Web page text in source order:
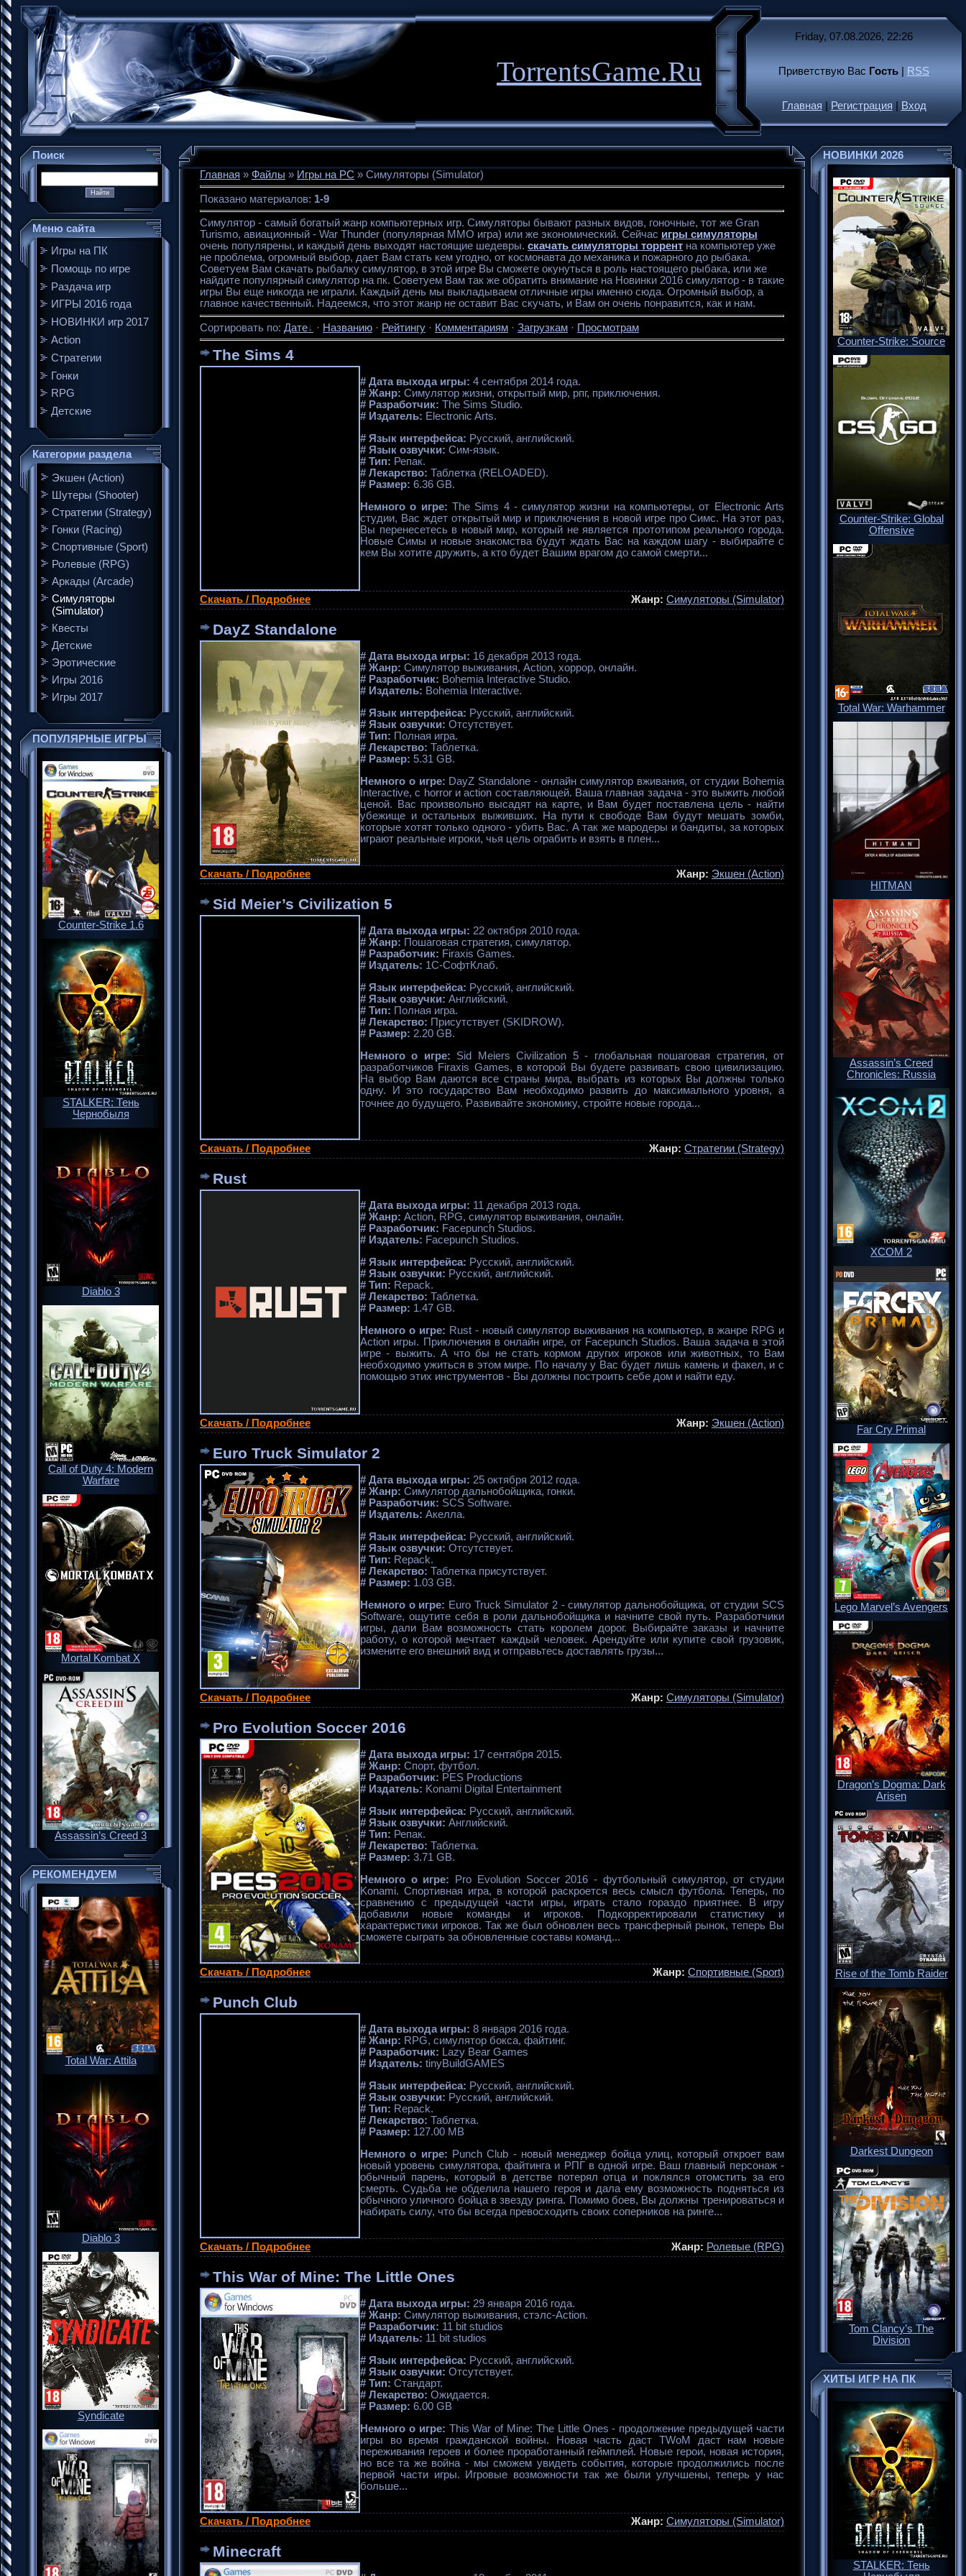
TorrentsGame.Ru
Friday, 07.08.2026, 22:26
Приветствую Вас Гость RSS
Главная Регистрация Вход
Поиск
Меню сайта
Игры на ПК
Помощь по игре
Раздача игр
ИГРЫ 2016 года
НОВИНКИ игр 2017
Action
Стратегии
Гонки
RPG
Детские
Категории раздела
Экшен (Action)
Шутеры (Shooter)
Стратегии (Strategy)
Гонки (Racing)
Спортивные (Sport)
Ролевые (RPG)
Аркады (Arcade)
Симуляторы
(Simulator)
Квесты
Детские
Эротические
Игры 2016
Игры 2017
ПОПУЛЯРНЫЕ ИГРЫ
Counter-Strike 1.6
STALKER: Тень
Чернобыля
Diablo 3
Call of Duty 4: Modern
Warfare
Mortal Kombat X
Assassin’s Creed 3
РЕКОМЕНДУЕМ
Total War: Attila
Diablo 3
Syndicate
Главная » Файлы » Игры на PC » Симуляторы (Simulator)
Показано материалов: 1-9
Симулятор - самый богатый жанр компьютерных игр. Симуляторы бывают разных видов, гоночные, тот же Gran
Turismo, авиационный - War Thunder (популярная MMO игра) или же экономический. Сейчас игры симуляторы
очень популярены, и каждый день выходят настоящие шедевры. скачать симуляторы торрент на компьютер уже
не проблема, огромный выбор, дает Вам стать кем угодно, от космонавта до механика и пожарного до рыбака.
Советуем Вам скачать рыбалку симулятор, в этой игре Вы сможете окунуться в роль настоящего рыбака, или же
найдите популярный симулятор на пк. Советуем Вам так же обратить внимание на Новинки 2016 симулятор - в такие
игры Вы еще никогда не играли. Каждый день мы выкладываем отличные игры именно сюда. Огромный выбор, а
главное качественный. Надеемся, что этот жанр не оставит Вас скучать, и Вам он очень понравится, как и нам.
Сортировать по: Дате · Названию · Рейтингу · Комментариям · Загрузкам · Просмотрам
The Sims 4
# Дата выхода игры: 4 сентября 2014 года.
# Жанр: Симулятор жизни, открытый мир, рпг, приключения.
# Разработчик: The Sims Studio.
# Издатель: Electronic Arts.
# Язык интерфейса: Русский, английский.
# Язык озвучки: Сим-язык.
# Тип: Репак.
# Лекарство: Таблетка (RELOADED).
# Размер: 6.36 GB.
Немного о игре: The Sims 4 - симулятор жизни на компьютеры, от Electronic Arts
студии, Вас ждет открытый мир и приключения в новой игре про Симс. На этот раз,
Вы перенесетесь в новый мир, который не является прототипом реального города.
Новые Симы и новые знакомства будут ждать Вас на каждом шагу - выбирайте с
кем Вы хотите дружить, а кто будет Вашим врагом до самой смерти...
Скачать / Подробнее Жанр: Симуляторы (Simulator)
DayZ Standalone
# Дата выхода игры: 16 декабря 2013 года.
# Жанр: Симулятор выживания, Action, хоррор, онлайн.
# Разработчик: Bohemia Interactive Studio.
# Издатель: Bohemia Interactive.
# Язык интерфейса: Русский, английский.
# Язык озвучки: Отсутствует.
# Тип: Полная игра.
# Лекарство: Таблетка.
# Размер: 5.31 GB.
Немного о игре: DayZ Standalone - онлайн симулятор вживания, от студии Bohemia
Interactive, с horror и action составляющей. Ваша главная задача - это выжить любой
ценой. Вас произвольно высадят на карте, и Вам будет поставлена цель - найти
убежище и остальных выживших. На пути к свободе Вам будут мешать зомби,
которые хотят только одного - убить Вас. А так же мародеры и бандиты, за которых
играют реальные игроки, чья цель ограбить и взять в плен...
Скачать / Подробнее Жанр: Экшен (Action)
Sid Meier’s Civilization 5
# Дата выхода игры: 22 октября 2010 года.
# Жанр: Пошаговая стратегия, симулятор.
# Разработчик: Firaxis Games.
# Издатель: 1С-СофтКлаб.
# Язык интерфейса: Русский, английский.
# Язык озвучки: Английский.
# Тип: Полная игра.
# Лекарство: Присутствует (SKIDROW).
# Размер: 2.20 GB.
Немного о игре: Sid Meiers Civilization 5 - глобальная пошаговая стратегия, от
разработчиков Firaxis Games, в которой Вы будете развивать свою цивилизацию.
На выбор Вам даются все страны мира, выбрать из которых Вы должны только
одну. И это государство Вам необходимо развить до максимального уровня, а
точнее до будущего. Развивайте экономику, стройте новые города...
Скачать / Подробнее Жанр: Стратегии (Strategy)
Rust
# Дата выхода игры: 11 декабря 2013 года.
# Жанр: Action, RPG, симулятор выживания, онлайн.
# Разработчик: Facepunch Studios.
# Издатель: Facepunch Studios.
# Язык интерфейса: Русский, английский.
# Язык озвучки: Русский, английский.
# Тип: Repack.
# Лекарство: Таблетка.
# Размер: 1.47 GB.
Немного о игре: Rust - новый симулятор выживания на компьютер, в жанре RPG и
Action игры. Приключения в онлайн игре, от Facepunch Studios. Ваша задача в этой
игре - выжить. А что бы не стать кормом других игроков или животных, то Вам
необходимо ужиться в этом мире. По началу у Вас будет лишь камень и факел, и с
помощью этих инструментов - Вы должны построить себе дом и найти еду.
Скачать / Подробнее Жанр: Экшен (Action)
Euro Truck Simulator 2
# Дата выхода игры: 25 октября 2012 года.
# Жанр: Симулятор дальнобойщика, гонки.
# Разработчик: SCS Software.
# Издатель: Акелла.
# Язык интерфейса: Русский, английский.
# Язык озвучки: Отсутствует.
# Тип: Repack.
# Лекарство: Таблетка присутствует.
# Размер: 1.03 GB.
Немного о игре: Euro Truck Simulator 2 - симулятор дальнобойщика, от студии SCS
Software, ощутите себя в роли дальнобойщика и начните свой путь. Разработчики
игры, дали Вам возможность стать королем дорог. Выбирайте заказы и начните
работу, о которой мечтает каждый человек. Арендуйте или купите свой грузовик,
измените его внешний вид и отправьтесь доставлять грузы...
Скачать / Подробнее Жанр: Симуляторы (Simulator)
Pro Evolution Soccer 2016
# Дата выхода игры: 17 сентября 2015.
# Жанр: Спорт, футбол.
# Разработчик: PES Productions
# Издатель: Konami Digital Entertainment
# Язык интерфейса: Русский, английский.
# Язык озвучки: Английский.
# Тип: Репак.
# Лекарство: Таблетка.
# Размер: 3.71 GB.
Немного о игре: Pro Evolution Soccer 2016 - футбольный симулятор, от студии
Konami. Спортивная игра, в которой раскроется весь смысл футбола. Теперь, по
сравнению с предыдущей части игры, играть стало гораздо приятнее. В игру
добавили новые команды и игроков. Подкорректировали статистику и
характеристики игроков. Так же был обновлен весь трансферный рынок, теперь Вы
сможете сыграть за обновленные составы команд...
Скачать / Подробнее Жанр: Спортивные (Sport)
Punch Club
# Дата выхода игры: 8 января 2016 года.
# Жанр: RPG, симулятор бокса, файтинг.
# Разработчик: Lazy Bear Games
# Издатель: tinyBuildGAMES
# Язык интерфейса: Русский, английский.
# Язык озвучки: Русский, английский.
# Тип: Repack.
# Лекарство: Таблетка.
# Размер: 127.00 MB
Немного о игре: Punch Club - новый менеджер бойца улиц, который откроет вам
новый уровень симулятора, файтинга и РПГ в одной игре. Ваш главный персонаж -
обычный парень, который в детстве потерял отца и поклялся отомстить за его
смерть. Судьба не обделила нашего героя и дала ему возможность подняться из
обычного уличного бойца в звезду ринга. Помимо боев, Вы должны тренироваться и
набирать силу, что бы всегда превосходить своих соперников на ринге...
Скачать / Подробнее Жанр: Ролевые (RPG)
This War of Mine: The Little Ones
# Дата выхода игры: 29 января 2016 года.
# Жанр: Симулятор выживания, стэлс-Action.
# Разработчик: 11 bit studios
# Издатель: 11 bit studios
# Язык интерфейса: Русский, английский.
# Язык озвучки: Отсутствует.
# Тип: Стандарт.
# Лекарство: Ожидается.
# Размер: 6.00 GB
Немного о игре: This War of Mine: The Little Ones - продолжение предыдущей части
игры во время гражданской войны. Новая часть даст TWoM даст нам новые
переживания героев и более проработанный геймплей. Новые герои, новая история,
но все та же война - мы сможем увидеть события, которые продолжились после
первой части игры. Игровые возможности так же были улучшены, теперь у нас
больше...
Скачать / Подробнее Жанр: Симуляторы (Simulator)
Minecraft
НОВИНКИ 2026
Counter-Strike: Source
Counter-Strike: Global
Offensive
Total War: Warhammer
HITMAN
Assassin’s Creed
Chronicles: Russia
XCOM 2
Far Cry Primal
Lego Marvel’s Avengers
Dragon’s Dogma: Dark
Arisen
Rise of the Tomb Raider
Darkest Dungeon
Tom Clancy’s The
Division
ХИТЫ ИГР НА ПК
STALKER: Тень